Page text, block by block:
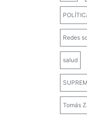
Redes
salud
Tomás